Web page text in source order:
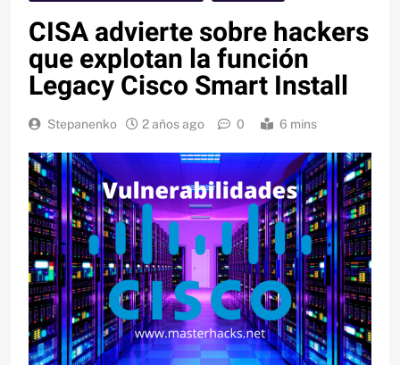
CISA advierte sobre hackers
que explotan la función
Legacy Cisco Smart Install
Stepanenko 2 años ago 0 6 mins